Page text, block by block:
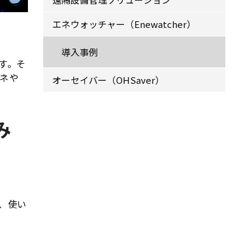
。そ
ネ
使い
エネウォッチャー（Enewatcher）
導入事例
オーセイバー（OHSaver）